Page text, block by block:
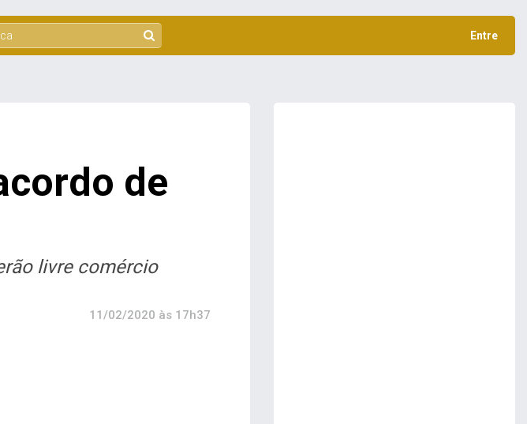
Entre
de
livre comércio
11/02/2020 às 17h37